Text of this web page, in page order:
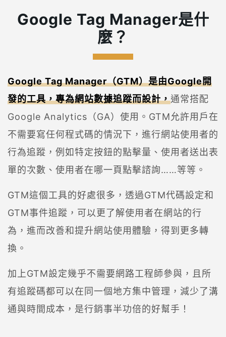
Google Tag Manager是什
麼？
Google Tag Manager（GTM）是由Google開
發的工具，專為網站數據追蹤而設計，通常搭配
Google Analytics（GA）使用。GTM允許用戶在
不需要寫任何程式碼的情況下，進行網站使用者的
行為追蹤，例如特定按鈕的點擊量、使用者送出表
單的次數、使用者在哪一頁點擊諮詢……等等。
GTM這個工具的好處很多，透過GTM代碼設定和
GTM事件追蹤，可以更了解使用者在網站的行
為，進而改善和提升網站使用體驗，得到更多轉
換。
加上GTM設定幾乎不需要網路工程師參與，且所
有追蹤碼都可以在同一個地方集中管理，減少了溝
通與時間成本，是行銷事半功倍的好幫手！